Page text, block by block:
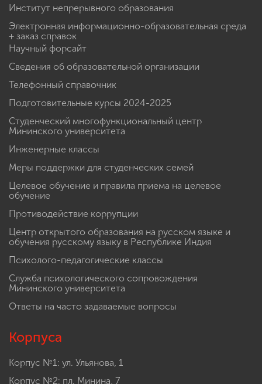
Институт непрерывного образования
Электронная информационно-образовательная среда
+ заказ справок
Научный форсайт
Сведения об образовательной организации
Телефонный справочник
Подготовительные курсы 2024-2025
Студенческий многофункциональный центр
Мининского университета
Инженерные классы
Меры поддержки для студенческих семей
Целевое обучение и правила приема на целевое
обучение
Противодействие коррупции
Центр открытого образования на русском языке и
обучения русскому языку в Республике Индия
Психолого-педагогические классы
Служба психологического сопровождения
Мининского университета
Ответы на часто задаваемые вопросы
Корпуса
Корпус №1: ул. Ульянова, 1
Корпус №2: пл. Минина, 7